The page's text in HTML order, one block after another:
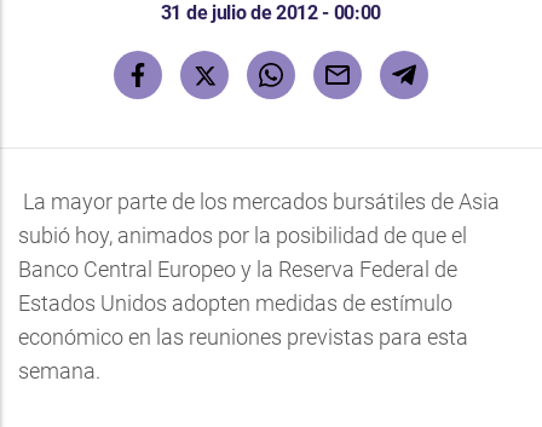
31 de julio de 2012 - 00:00
La mayor parte de los mercados bursátiles de Asia
subió hoy, animados por la posibilidad de que el
Banco Central Europeo y la Reserva Federal de
Estados Unidos adopten medidas de estímulo
económico en las reuniones previstas para esta
semana.